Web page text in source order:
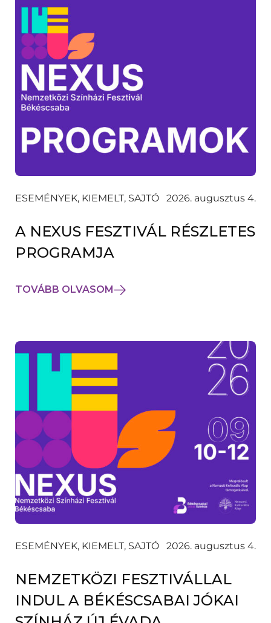
ESEMÉNYEK, KIEMELT, SAJTÓ 2026. augusztus 4.
A NEXUS FESZTIVÁL RÉSZLETES
PROGRAMJA
TOVÁBB OLVASOM
ESEMÉNYEK, KIEMELT, SAJTÓ 2026. augusztus 4.
NEMZETKÖZI FESZTIVÁLLAL
INDUL A BÉKÉSCSABAI JÓKAI